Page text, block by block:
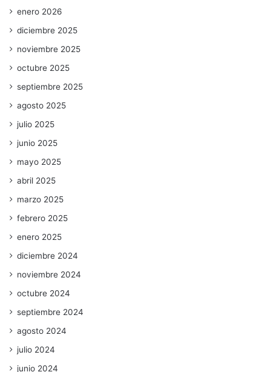
enero 2026
diciembre 2025
noviembre 2025
octubre 2025
septiembre 2025
agosto 2025
julio 2025
junio 2025
mayo 2025
abril 2025
marzo 2025
febrero 2025
enero 2025
diciembre 2024
noviembre 2024
octubre 2024
septiembre 2024
agosto 2024
julio 2024
junio 2024